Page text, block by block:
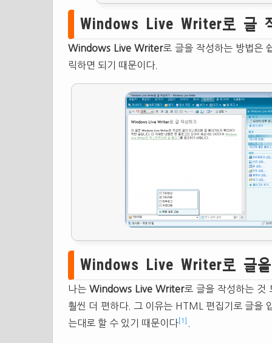
Windows Live Writer로 글
Windows Live Writer로 글을 작성하는 방법은
릭하면 되기 때문이다.
Windows Live Writer로 글
나는 Windows Live Writer로 글을 작성하는 것
훨씬 더 편하다. 그 이유는 HTML 편집기로 글을
는대로 할 수 있기 때문이다 [1]